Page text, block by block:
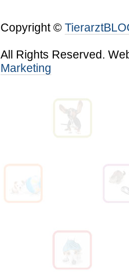
Copyright ©
All Rights Reserved.
Marketing